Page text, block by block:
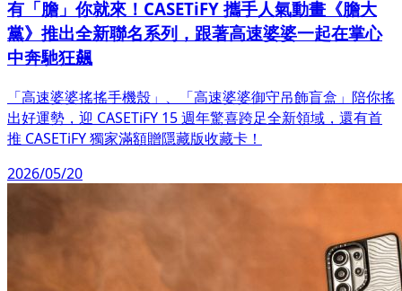
有「膽」你就來！CASETiFY 攜手人氣動畫《膽大
黨》推出全新聯名系列，跟著高速婆婆一起在掌心
中奔馳狂飆
「高速婆婆搖搖手機殼」、「高速婆婆御守吊飾盲盒」陪你搖
出好運勢，迎 CASETiFY 15 週年驚喜跨足全新領域，還有首
推 CASETiFY 獨家滿額贈隱藏版收藏卡！
2026/05/20